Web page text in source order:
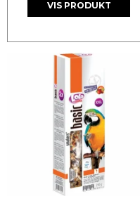
VIS PRODUKT